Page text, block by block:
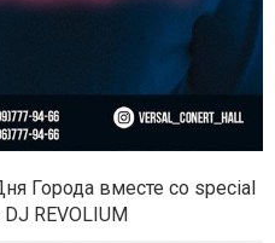
Города вместе со special
REVOLIUM